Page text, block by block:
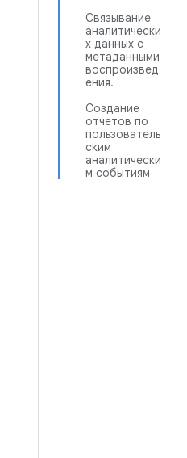
Связывание
аналитически
х данных с
метаданными
воспроизвед
ения.
Создание
отчетов по
пользователь
ским
аналитически
м событиям